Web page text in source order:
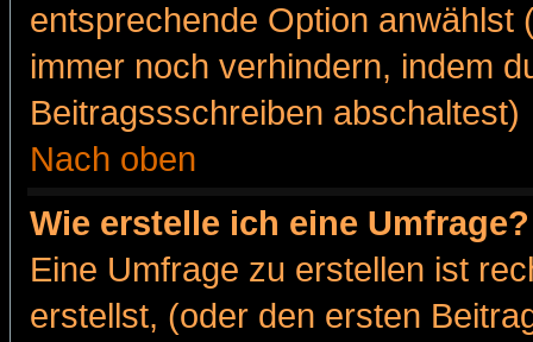
entsprechende Option anwählst
immer noch verhindern, indem
Beitragssschreiben abschaltest)
Nach oben
Wie erstelle ich eine Umfrage?
Eine Umfrage zu erstellen ist
erstellst, (oder den ersten